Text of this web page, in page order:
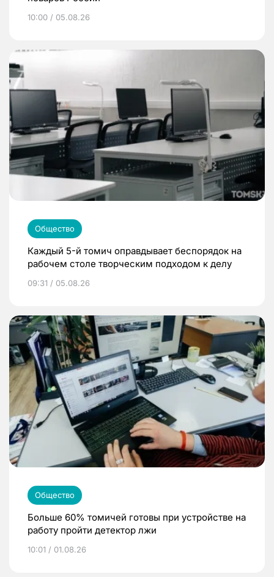
10:00 / 05.08.26
Общество
Каждый 5-й томич оправдывает беспорядок на
рабочем столе творческим подходом к делу
09:31 / 05.08.26
Общество
Больше 60% томичей готовы при устройстве на
работу пройти детектор лжи
10:01 / 01.08.26